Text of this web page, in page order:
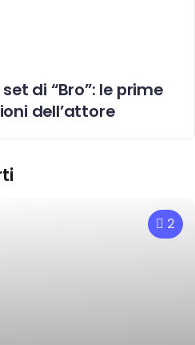
di “Bro”: le prime
dell’attore
2